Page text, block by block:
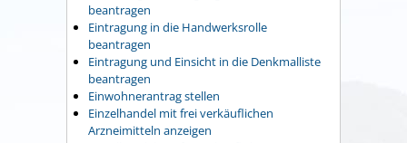
beantragen
Eintragung in die Handwerksrolle
beantragen
Eintragung und Einsicht in die Denkmalliste
beantragen
Einwohnerantrag stellen
Einzelhandel mit frei verkäuflichen
Arzneimitteln anzeigen